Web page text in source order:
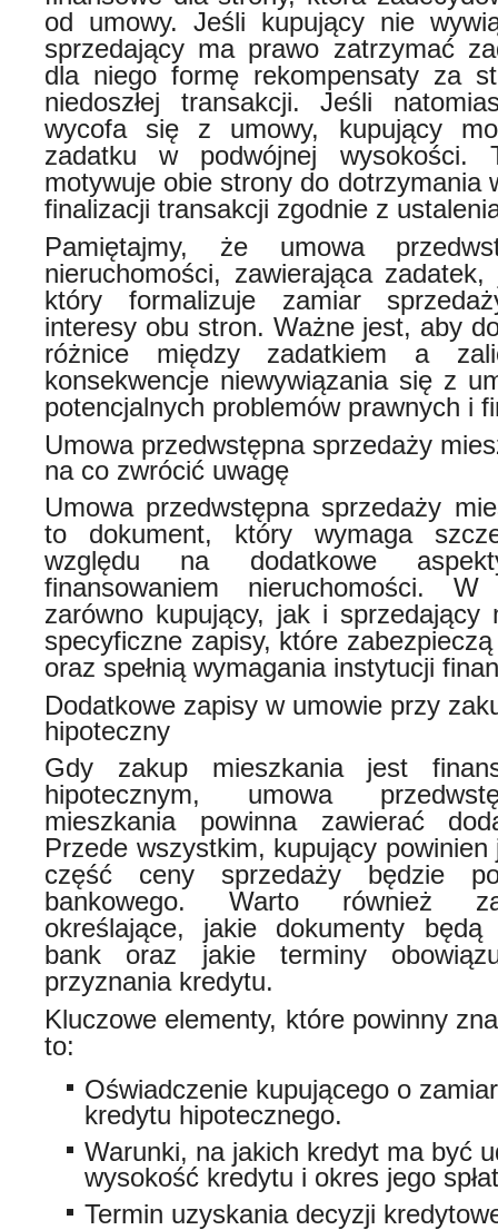
od umowy. Jeśli kupujący nie
sprzedający ma prawo zatrzymać
dla niego formę rekompensaty za
niedoszłej transakcji. Jeśli
wycofa się z umowy, kupujący
zadatku w podwójnej wysokości.
motywuje obie strony do dotrzymania
finalizacji transakcji zgodnie z
Pamiętajmy, że umowa
nieruchomości, zawierająca
który formalizuje zamiar
interesy obu stron. Ważne jest, aby
różnice między zadatkiem a
konsekwencje niewywiązania się z
potencjalnych problemów prawnych i
Umowa przedwstępna sprzedaży
na co zwrócić uwagę
Umowa przedwstępna sprzedaży
to dokument, który wymaga
względu na dodatkowe
finansowaniem nieruchomości.
zarówno kupujący, jak i sprzedający
specyficzne zapisy, które
oraz spełnią wymagania instytucji
Dodatkowe zapisy w umowie przy
hipoteczny
Gdy zakup mieszkania jest
hipotecznym, umowa
mieszkania powinna zawierać
Przede wszystkim, kupujący
część ceny sprzedaży będzie
bankowego. Warto również
określające, jakie dokumenty będą
bank oraz jakie terminy
przyznania kredytu.
Kluczowe elementy, które powinny
to:
Oświadczenie kupującego o
kredytu hipotecznego.
Warunki, na jakich kredyt ma być
wysokość kredytu i okres jego
Termin uzyskania decyzji